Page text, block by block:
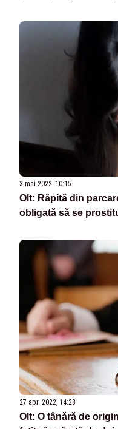
3 mai 2022, 10:15
Olt: Răpită din
obligată să se
27 apr. 2022, 14:28
Olt: O tânără de